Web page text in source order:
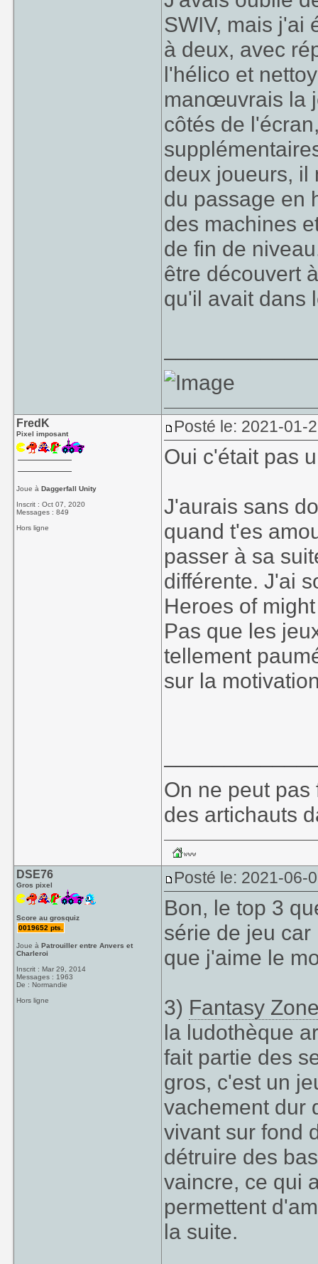
SWIV, mais j'ai
à deux, avec
l'hélico et
manœuvrais la
côtés de
deux joueurs, il
du passage en
des machines
de fin de
être découvert
qu'il avait dans
FredK
Pixel imposant
Joue àDaggerfall Unity
Inscrit : Oct 07, 2020
Messages : 849
Hors ligne
Posté le: 2021-01-
Oui c'était pas
J'aurais sans
quand t'es
passer à sa
différente. J'ai
Heroes of
Pas que les
tellement
sur la
On ne peut
des artichauts
DSE76
Gros pixel
Score au grosquiz
0019652 pts.
Joue àPatrouiller entre Anvers et
Charleroi
Inscrit : Mar 29, 2014
Messages : 1963
De : Normandie
Hors ligne
Posté le: 2021-06-
Bon, le top 3
série de jeu
que j'aime le
3) Fantasy
la ludothèque
fait partie des
gros, c'est un
vachement dur
vivant sur fond
détruire des
vaincre, ce qui
permettent
la suite.